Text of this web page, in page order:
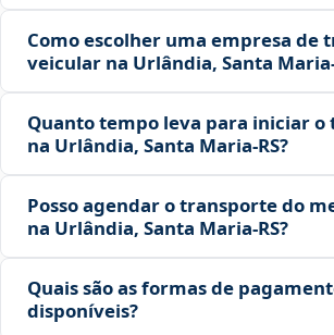
Como escolher uma empresa de
veicular na Urlândia, Santa
Quanto tempo leva para iniciar
na Urlândia, Santa Maria‑RS?
Posso agendar o transporte do
na Urlândia, Santa Maria‑RS?
Quais são as formas de
disponíveis?